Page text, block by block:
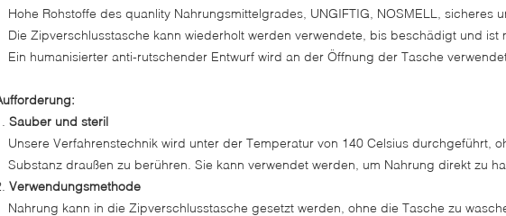
Hohe Rohstoffe des quanlity Nahrungsmittelgrades, UNGIFTIG, NOSMELL, sicheres
Die Zipverschlusstasche kann wiederholt werden verwendete, bis beschädigt und ist
Ein humanisierter anti-rutschender Entwurf wird an der Öffnung der Tasche
Sauber und steril
Unsere Verfahrenstechnik wird unter der Temperatur von 140 Celsius durchgeführt,
Substanz draußen zu berühren. Sie kann verwendet werden, um Nahrung direkt zu
Verwendungsmethode
Nahrung kann in die Zipverschlusstasche gesetzt werden, ohne die Tasche zu